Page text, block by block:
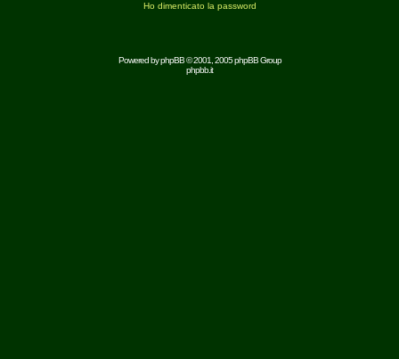
Ho dimenticato la password
Powered byphpBB© 2001, 2005 phpBB Group
phpbb.it